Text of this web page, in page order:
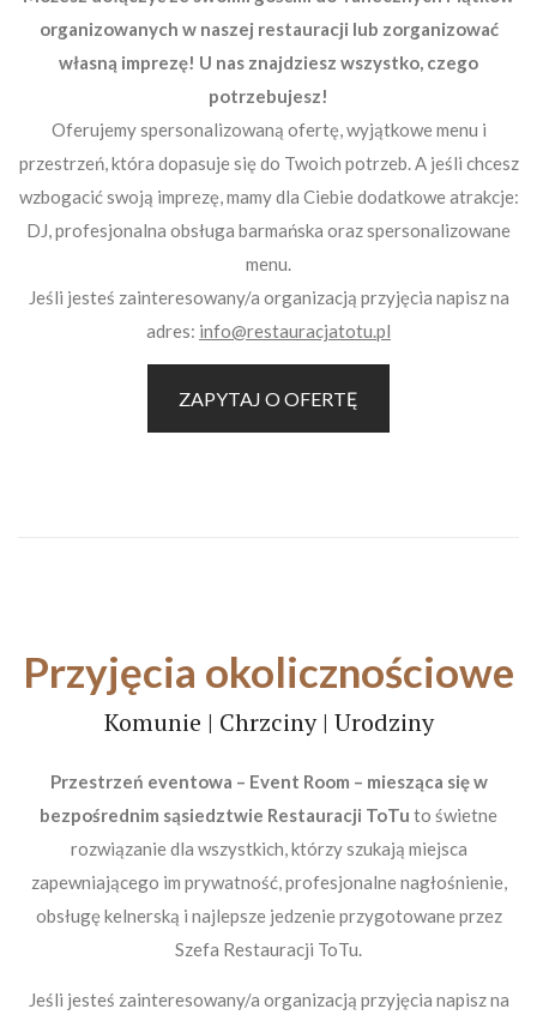
organizowanych w naszej restauracji lub zorganizować
własną imprezę! U nas znajdziesz wszystko, czego
potrzebujesz!
Oferujemy spersonalizowaną ofertę, wyjątkowe menu i
przestrzeń, która dopasuje się do Twoich potrzeb. A jeśli chcesz
wzbogacić swoją imprezę, mamy dla Ciebie dodatkowe atrakcje:
DJ, profesjonalna obsługa barmańska oraz spersonalizowane
menu.
Jeśli jesteś zainteresowany/a organizacją przyjęcia napisz na
adres: info@restauracjatotu.pl
ZAPYTAJ O OFERTĘ
Przyjęcia okolicznościowe
Komunie | Chrzciny | Urodziny
Przestrzeń eventowa – Event Room – miesząca się w
bezpośrednim sąsiedztwie Restauracji ToTu to świetne
rozwiązanie dla wszystkich, którzy szukają miejsca
zapewniającego im prywatność, profesjonalne nagłośnienie,
obsługę kelnerską i najlepsze jedzenie przygotowane przez
Szefa Restauracji ToTu.
Jeśli jesteś zainteresowany/a organizacją przyjęcia napisz na